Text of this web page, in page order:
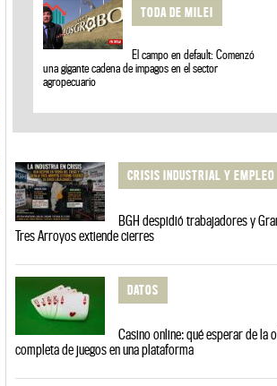
TODA DE MILEI
El campo en default: Comenzó
una gigante cadena de impagos en el sector
agropecuario
CRISIS INDUSTRIAL Y EMPLEO
BGH despidió trabajadores y
Tres Arroyos extiende cierres
DATOS
Casino online: qué esperar de la
completa de juegos en una plataforma